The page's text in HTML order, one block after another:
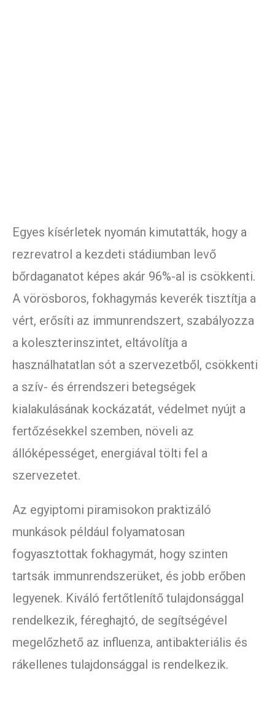
Egyes kísérletek nyomán kimutatták, hogy a
rezrevatrol a kezdeti stádiumban levő
bőrdaganatot képes akár 96%-al is csökkenti.
A vörösboros, fokhagymás keverék tisztítja a
vért, erősíti az immunrendszert, szabályozza
a koleszterinszintet, eltávolítja a
használhatatlan sót a szervezetből, csökkenti
a szív- és érrendszeri betegségek
kialakulásának kockázatát, védelmet nyújt a
fertőzésekkel szemben, növeli az
állóképességet, energiával tölti fel a
szervezetet.
Az egyiptomi piramisokon praktizáló
munkások például folyamatosan
fogyasztottak fokhagymát, hogy szinten
tartsák immunrendszerüket, és jobb erőben
legyenek. Kiváló fertőtlenítő tulajdonsággal
rendelkezik, féreghajtó, de segítségével
megelőzhető az influenza, antibakteriális és
rákellenes tulajdonsággal is rendelkezik.